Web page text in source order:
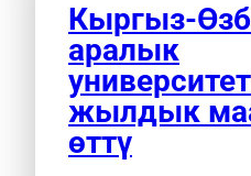
Кыргыз-
аралык
жылдык
өттү